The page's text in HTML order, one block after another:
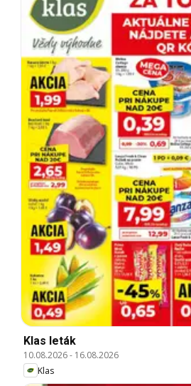
Klas leták
10.08.2026- 16.08.2026
Klas